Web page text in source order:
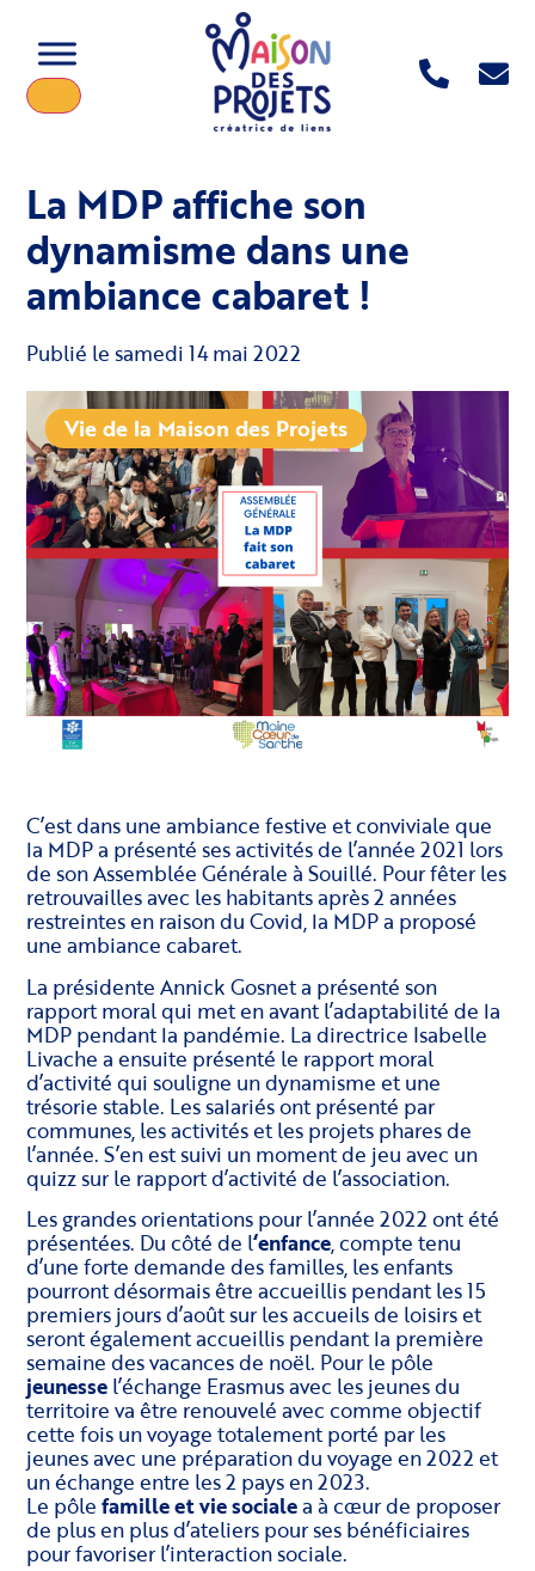
La MDP affiche son
dynamisme dans une
ambiance cabaret !
Publié le samedi 14 mai 2022
Vie de la Maison des Projets
C’est dans une ambiance festive et conviviale que
la MDP a présenté ses activités de l’année 2021 lors
de son Assemblée Générale à Souillé. Pour fêter les
retrouvailles avec les habitants après 2 années
restreintes en raison du Covid, la MDP a proposé
une ambiance cabaret.
La présidente Annick Gosnet a présenté son
rapport moral qui met en avant l’adaptabilité de la
MDP pendant la pandémie. La directrice Isabelle
Livache a ensuite présenté le rapport moral
d’activité qui souligne un dynamisme et une
trésorie stable. Les salariés ont présenté par
communes, les activités et les projets phares de
l’année. S’en est suivi un moment de jeu avec un
quizz sur le rapport d’activité de l’association.
Les grandes orientations pour l’année 2022 ont été
présentées. Du côté de l‘enfance, compte tenu
d’une forte demande des familles, les enfants
pourront désormais être accueillis pendant les 15
premiers jours d’août sur les accueils de loisirs et
seront également accueillis pendant la première
semaine des vacances de noël. Pour le pôle
jeunesse l’échange Erasmus avec les jeunes du
territoire va être renouvelé avec comme objectif
cette fois un voyage totalement porté par les
jeunes avec une préparation du voyage en 2022 et
un échange entre les 2 pays en 2023.
Le pôlefamille et vie socialea à cœur de proposer
de plus en plus d’ateliers pour ses bénéficiaires
pour favoriser l’interaction sociale.